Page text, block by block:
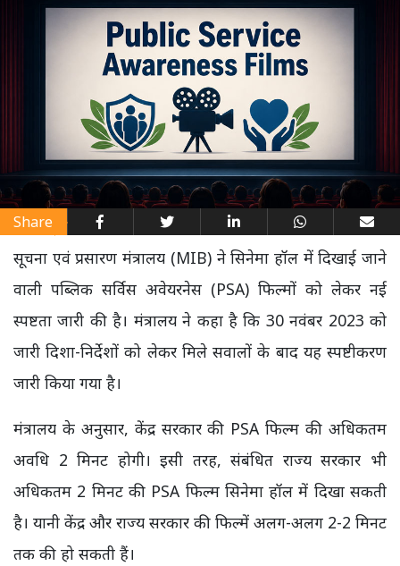
Share
सूचना एवं प्रसारण मंत्रालय (MIB) ने सिनेमा हॉल में दिखाई जाने
वाली पब्लिक सर्विस अवेयरनेस (PSA) फिल्मों को लेकर नई
स्पष्टता जारी की है। मंत्रालय ने कहा है कि 30 नवंबर 2023 को
जारी दिशा-निर्देशों को लेकर मिले सवालों के बाद यह स्पष्टीकरण
जारी किया गया है।
मंत्रालय के अनुसार, केंद्र सरकार की PSA फिल्म की अधिकतम
अवधि 2 मिनट होगी। इसी तरह, संबंधित राज्य सरकार भी
अधिकतम 2 मिनट की PSA फिल्म सिनेमा हॉल में दिखा सकती
है। यानी केंद्र और राज्य सरकार की फिल्में अलग-अलग 2-2 मिनट
तक की हो सकती हैं।